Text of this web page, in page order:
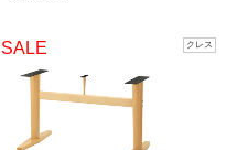
SALE クレス